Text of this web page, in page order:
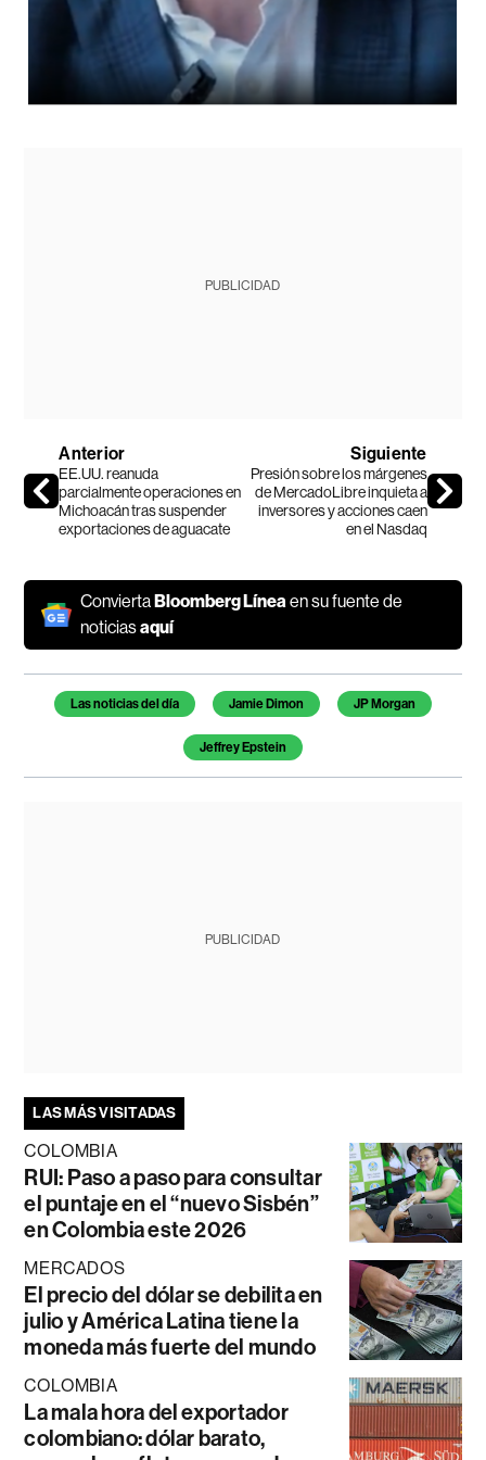
PUBLICIDAD
Anterior
EE.UU. reanuda
parcialmente operaciones en
Michoacán tras suspender
exportaciones de aguacate
Siguiente
Presión sobre los márgenes
de MercadoLibre inquieta a
inversores y acciones caen
en el Nasdaq
ConviertaBloomberg Líneaen su fuente de
noticiasaquí
Temas de este artículo
Las noticias del día Jamie Dimon JP Morgan
Jeffrey Epstein
PUBLICIDAD
LAS MÁS VISITADAS
COLOMBIA
RUI: Paso a paso para consultar
el puntaje en el “nuevo Sisbén”
en Colombia este 2026
MERCADOS
El precio del dólar se debilita en
julio y América Latina tiene la
moneda más fuerte del mundo
COLOMBIA
La mala hora del exportador
colombiano: dólar barato,